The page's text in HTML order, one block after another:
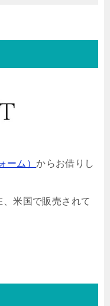
ーム）からお借りし
、米国で販売されて